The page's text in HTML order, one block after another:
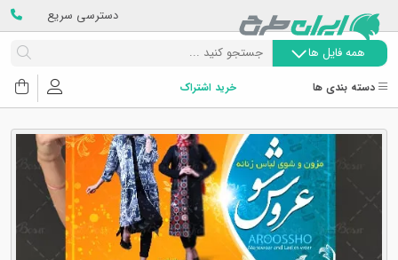
دسترسی سریع
همه فایل ها
دسته بندی ها خرید اشتراک